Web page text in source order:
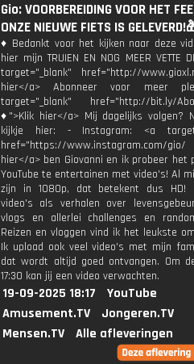
Gio: VOORBEREIDING VOOR HET
ONZE NIEUWE FIETS IS
♦ Bedankt voor het kijken naar deze
hier mijn TRUIEN EN NOG MEER VETTE
target="_blank" href="http://
hier</a> Abonneer voor meer
target="_blank" href="http://bit.ly/
♦">Klik hier</a> Mij dagelijks volgen?
kijkje hier: - Instagram: <a
href="https://www.instagram.com/
hier</a> ben Giovanni en ik probeer het
YouTube te entertainen met video's! Al
zijn in 1080p, dat betekent dus HD!
video's als verhalen over
vlogs en allerlei challenges en
Reizen en vloggen vind ik het leukste
Ik upload ook veel video's met mijn
dat wordt altijd goed ontvangen. Om
17:30 kan jij een video verwachten.
19-09-2025 18:17
YouTube
Amusement.TV
Jongeren.TV
Mensen.TV
Alle afleveringen